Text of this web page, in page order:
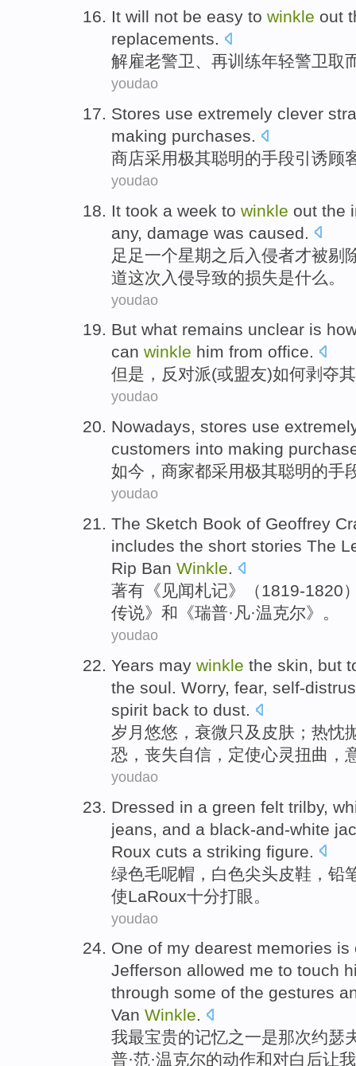
It will not be easy to winkle out
replacements.
解雇老警卫 、再训练年轻警卫取
youdao
Stores use extremely clever
making purchases.
商店采用极其聪明的手段引诱顾
youdao
It took a week to winkle out the
any, damage was caused
足足一个星期之后 入侵者才被剔
道这次入侵导致的损失是什么 。
youdao
But what remains unclear is
can winkle him from office.
但是 ， 反对派(或盟友)如何剥夺
youdao
Nowadays, stores use
customers into making
如今 ， 商家都采用极其聪明的手
youdao
The Sketch Book of Geoffrey
includes the short stories The
Rip Ban Winkle.
著有《见闻札记》（1819-1820
传说》 和 《瑞普·凡·温克尔》。
youdao
Years may winkle the skin, but
the soul. Worry, fear, self-
spirit back to dust.
岁月 悠悠 ，衰微只及 皮肤 ； 热忱
恐，丧失自信，定使心灵扭曲，
youdao
Dressed in a green felt trilby,
jeans
and a black-and-white
Roux cuts a striking figure.
绿色毛呢帽 ， 白色尖头皮鞋，铅
使LaRoux十分打眼。
youdao
One of my dearest memories is
Jefferson allowed me to touch
through some of the gestures
Van Winkle.
我最宝贵的记忆之一是那次约瑟
普·范·温克尔的动作和对白后让我